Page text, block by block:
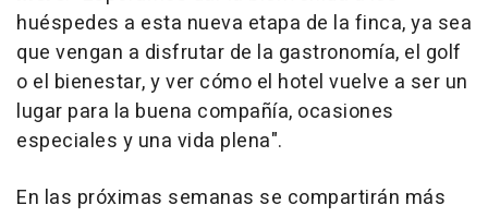
huéspedes a esta nueva etapa de la finca, ya sea
que vengan a disfrutar de la gastronomía, el golf
o el bienestar, y ver cómo el hotel vuelve a ser un
lugar para la buena compañía, ocasiones
especiales y una vida plena".
En las próximas semanas se compartirán más